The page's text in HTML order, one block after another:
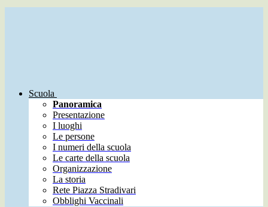
Scuola
Panoramica
Presentazione
I luoghi
Le persone
I numeri della scuola
Le carte della scuola
Organizzazione
La storia
Rete Piazza Stradivari
Obblighi Vaccinali